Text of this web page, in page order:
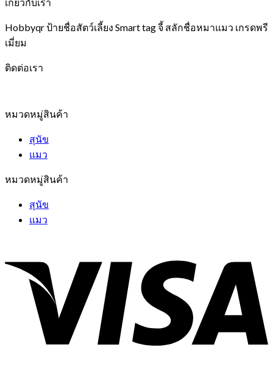
เกี่ยวกับเรา
Hobbyqr ป้ายชื่อสัตว์เลี้ยง Smart tag จี้ สลักชื่อหมาแมว เกรดพรี
เมี่ยม
ติดต่อเรา
หมวดหมู่สินค้า
สุนัข
แมว
หมวดหมู่สินค้า
สุนัข
แมว